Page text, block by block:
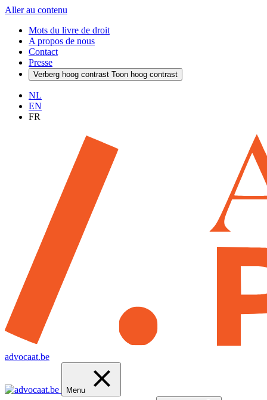
Aller au contenu
Mots du livre de droit
A propos de nous
Contact
Presse
Verberg hoog contrast Toon hoog contrast
NL
EN
FR
advocaat.be
Menu